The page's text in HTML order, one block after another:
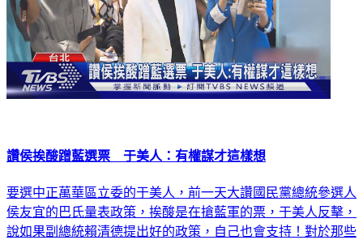
讚侯挨酸蹭藍選票 于美人：有權謀才這樣想
要選中正萬華區立委的于美人，前一天大讚國民黨總統參選人
侯友宜的巴氏量表政策，挨酸是在搶藍軍的票，于美人反擊，
說如果副總統賴清德提出好的政策，自己也會支持！對於那些